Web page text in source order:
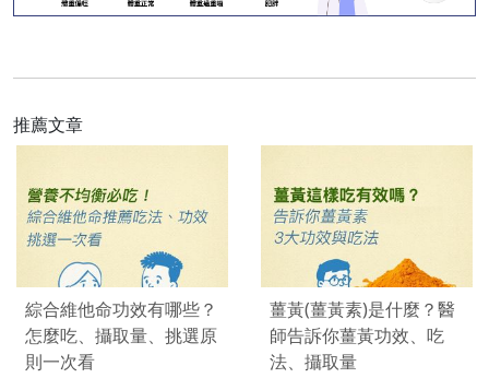
推薦文章
綜合維他命功效有哪些？
怎麼吃、攝取量、挑選原
則一次看
薑黃(薑黃素)是什麼？醫
師告訴你薑黃功效、吃
法、攝取量